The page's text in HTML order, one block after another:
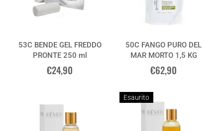
53C BENDE GEL FREDDO
PRONTE 250 ml
€24,90
50C FANGO PURO DEL
MAR MORTO 1,5 KG
€62,90
Esaurito